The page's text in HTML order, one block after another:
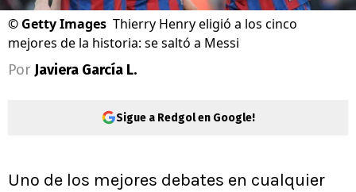
© Getty Images Thierry Henry eligió a los cinco
mejores de la historia: se saltó a Messi
Por Javiera García L.
Sigue a Redgol en Google!
Uno de los mejores debates en cualquier